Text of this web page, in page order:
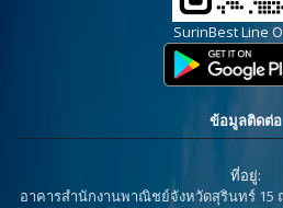
SurinBest Line
ข้อมูลติดต่อ
ที่อยู่:
อาคารสำนักงานพาณิชย์จังหวัดสุรินทร์ 15